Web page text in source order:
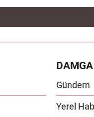
DAMGA
Gündem
Yerel